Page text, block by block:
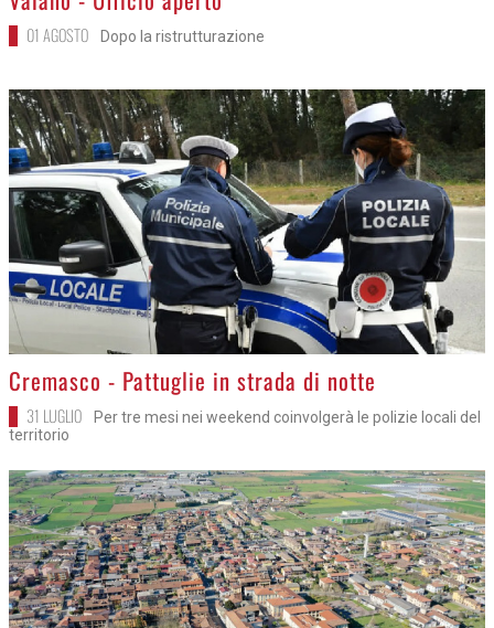
01 AGOSTO Dopo la ristrutturazione
>
Cremasco - Pattuglie in strada di notte
31 LUGLIO
Per tre mesi nei weekend coinvolgerà le polizie locali del
territorio